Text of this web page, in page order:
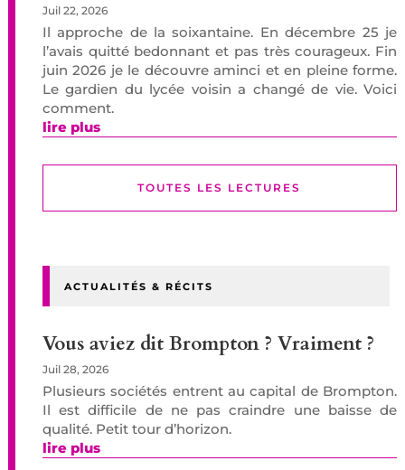
Juil 22, 2026
Il approche de la soixantaine. En décembre 25 je
l’avais quitté bedonnant et pas très courageux. Fin
juin 2026 je le découvre aminci et en pleine forme.
Le gardien du lycée voisin a changé de vie. Voici
comment.
lire plus
TOUTES LES LECTURES
ACTUALITÉS & RÉCITS
Vous aviez dit Brompton ? Vraiment ?
Juil 28, 2026
Plusieurs sociétés entrent au capital de Brompton.
Il est difficile de ne pas craindre une baisse de
qualité. Petit tour d’horizon.
lire plus